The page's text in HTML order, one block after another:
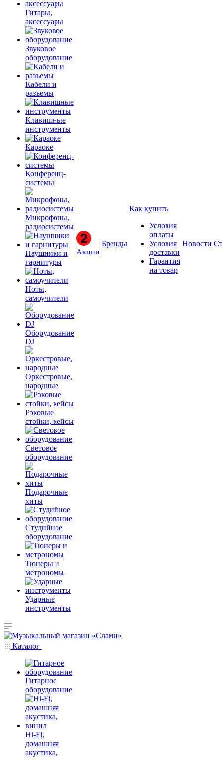
Гитары,
аксессуары
Звуковое
оборудование
Кабели и
разъемы
Клавишные
инструменты
Караоке
Конференц-
системы
Микрофоны,
радиосистемы
Наушники и
гарнитуры
Ноты,
самоучители
Оборудование
DJ
Оркестровые,
народные
Рэковые
стойки, кейсы
Световое
оборудование
Подарочные
хиты
Студийное
оборудование
Тюнеры и
метрономы
Ударные
инструменты
Акции
Бренды
Как купить
Условия
оплаты
Условия
доставки
Гарантия
на товар
Новости
Каталог
Гитарное
оборудование
Hi-Fi,
домашняя
акустика,